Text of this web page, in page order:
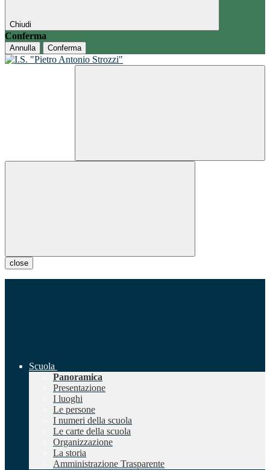
Chiudi
Conferma
Annulla Conferma
close
Scuola
Panoramica
Presentazione
I luoghi
Le persone
I numeri della scuola
Le carte della scuola
Organizzazione
La storia
Amministrazione Trasparente